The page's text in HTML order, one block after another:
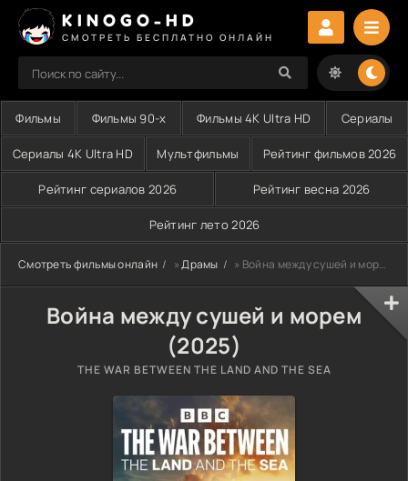
KINOGO-HD
СМОТРЕТЬ БЕСПЛАТНО ОНЛАЙН
Фильмы Фильмы 90-х Фильмы 4K Ultra HD Сериалы
Сериалы 4K Ultra HD Мультфильмы Рейтинг фильмов 2026
Рейтинг сериалов 2026 Рейтинг весна 2026
Рейтинг лето 2026
Смотреть фильмы онлайн »Драмы » Война между сушей и морем (2025)
Война между сушей и морем
(2025)
THE WAR BETWEEN THE LAND AND THE SEA